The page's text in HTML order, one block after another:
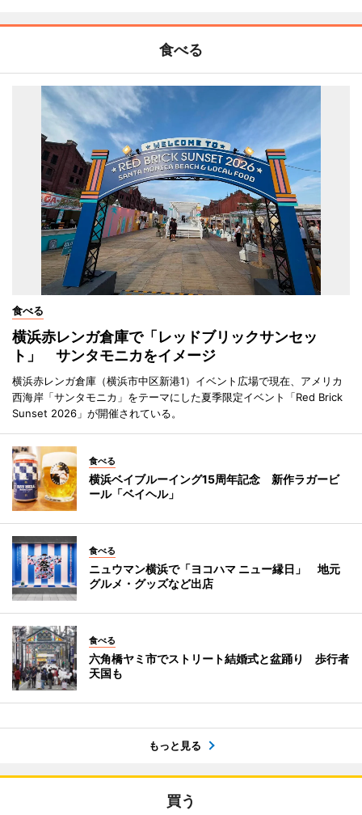
食べる
食べる
横浜赤レンガ倉庫で「レッドブリックサンセッ
ト」 サンタモニカをイメージ
横浜赤レンガ倉庫（横浜市中区新港1）イベント広場で現在、アメリカ
西海岸「サンタモニカ」をテーマにした夏季限定イベント「Red Brick
Sunset 2026」が開催されている。
食べる
横浜ベイブルーイング15周年記念 新作ラガービ
ール「ベイヘル」
食べる
ニュウマン横浜で「ヨコハマ ニュー縁日」 地元
グルメ・グッズなど出店
食べる
六角橋ヤミ市でストリート結婚式と盆踊り 歩行者
天国も
もっと見る
買う